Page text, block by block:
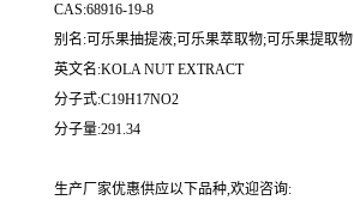
CAS:68916-19-8
别名:可乐果抽提液;可乐果萃取物;可乐果提取物
英文名:KOLA NUT EXTRACT
分子式:C19H17NO2
分子量:291.34
生产厂家优惠供应以下品种,欢迎咨询: